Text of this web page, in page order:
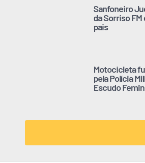
Sanfoneiro
da Sorriso
pais
Motocicleta
pela Polícia
Escudo